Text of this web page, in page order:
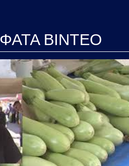
ΒΙΝΤΕΟ